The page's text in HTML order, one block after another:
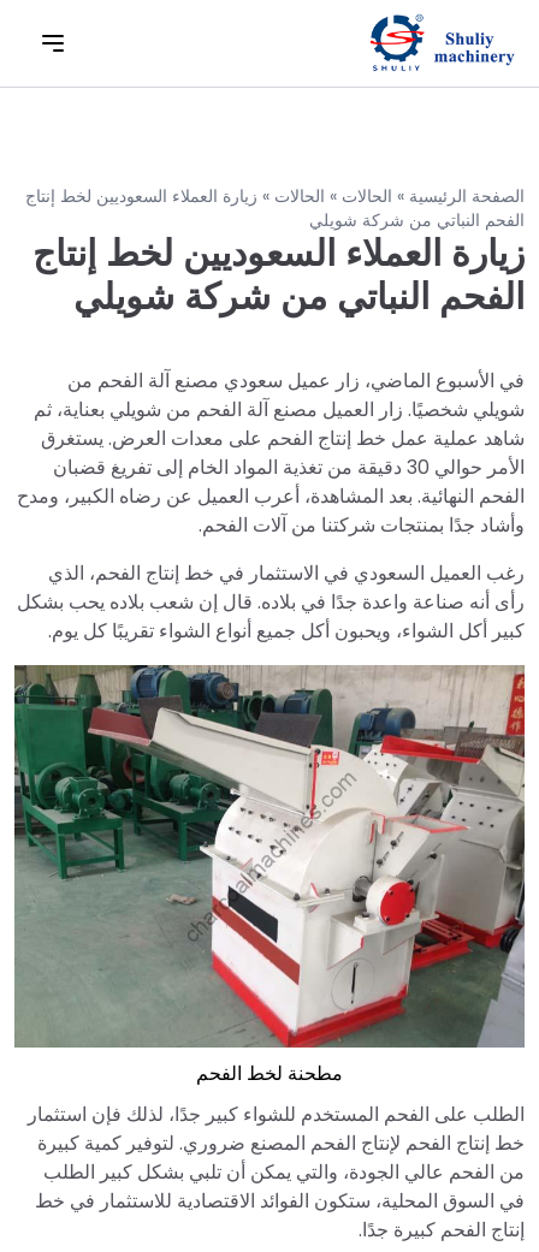
الصفحة الرئيسية » الحالات » الحالات » زيارة العملاء السعوديين لخط إنتاج
الفحم النباتي من شركة شويلي
زيارة العملاء السعوديين لخط إنتاج
الفحم النباتي من شركة شويلي
في الأسبوع الماضي، زار عميل سعودي مصنع آلة الفحم من
شويلي شخصيًا. زار العميل مصنع آلة الفحم من شويلي بعناية، ثم
شاهد عملية عمل خط إنتاج الفحم على معدات العرض. يستغرق
الأمر حوالي 30 دقيقة من تغذية المواد الخام إلى تفريغ قضبان
الفحم النهائية. بعد المشاهدة، أعرب العميل عن رضاه الكبير، ومدح
وأشاد جدًا بمنتجات شركتنا من آلات الفحم.
رغب العميل السعودي في الاستثمار في خط إنتاج الفحم، الذي
رأى أنه صناعة واعدة جدًا في بلاده. قال إن شعب بلاده يحب بشكل
كبير أكل الشواء، ويحبون أكل جميع أنواع الشواء تقريبًا كل يوم.
مطحنة لخط الفحم
الطلب على الفحم المستخدم للشواء كبير جدًا، لذلك فإن استثمار
خط إنتاج الفحم لإنتاج الفحم المصنع ضروري. لتوفير كمية كبيرة
من الفحم عالي الجودة، والتي يمكن أن تلبي بشكل كبير الطلب
في السوق المحلية، ستكون الفوائد الاقتصادية للاستثمار في خط
إنتاج الفحم كبيرة جدًا.